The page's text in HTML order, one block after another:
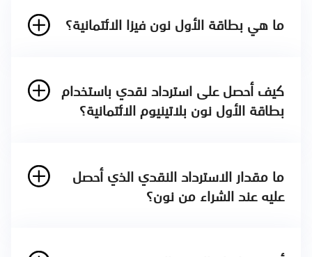
ما هي بطاقة الأول نون فيزا الائتمانية؟
كيف أحصل على استرداد نقدي باستخدام
بطاقة الأول نون بلاتينيوم الائتمانية؟
ما مقدار الاسترداد النقدي الذي أحصل
عليه عند الشراء من نون؟